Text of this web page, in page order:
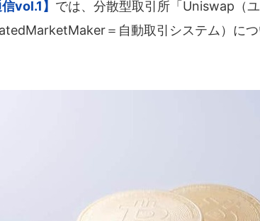
vol.1】 では、分散型取引所「Uniswap（
＝自動取引システム）につ